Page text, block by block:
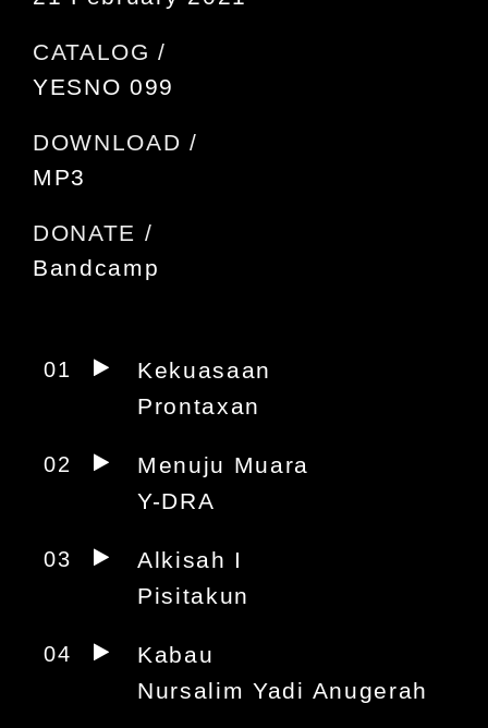
CATALOG /
YESNO 099
DOWNLOAD /
MP3
DONATE /
Bandcamp
01
Kekuasaan
Prontaxan
02
Menuju Muara
Y-DRA
03
Alkisah I
Pisitakun
04
Kabau
Nursalim Yadi Anugerah